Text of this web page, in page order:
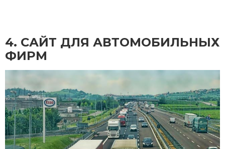
4. CАЙТ ДЛЯ АВТОМОБИЛЬНЫХ
ФИРМ